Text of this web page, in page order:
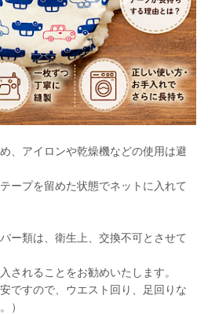
、アイロンや乾燥機などの使用は避
ープを留めた状態でネットに入れて
ー類は、衛生上、交換不可とさせて
されることをお勧めいたします。
ですので、ウエスト回り、足回りな
）